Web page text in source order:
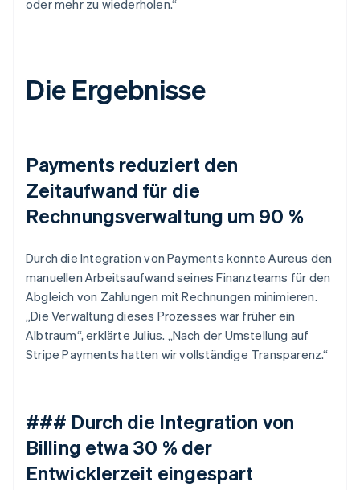
oder mehr zu wiederholen.“
Die Ergebnisse
Payments reduziert den
Zeitaufwand für die
Rechnungsverwaltung um 90 %
Durch die Integration von Payments konnte Aureus den
manuellen Arbeitsaufwand seines Finanzteams für den
Abgleich von Zahlungen mit Rechnungen minimieren.
„Die Verwaltung dieses Prozesses war früher ein
Albtraum“, erklärte Julius. „Nach der Umstellung auf
Stripe Payments hatten wir vollständige Transparenz.“
### Durch die Integration von
Billing etwa 30 % der
Entwicklerzeit eingespart